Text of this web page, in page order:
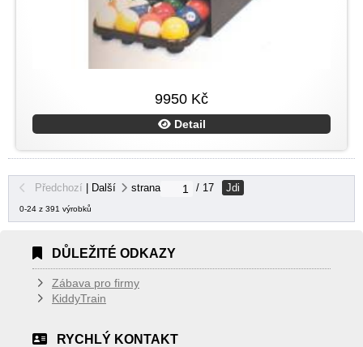
9950 Kč
Detail
Předchozí Další strana / 17 Jdi
0-24 z 391 výrobků
DŮLEŽITÉ ODKAZY
Zábava pro firmy
KiddyTrain
RYCHLÝ KONTAKT